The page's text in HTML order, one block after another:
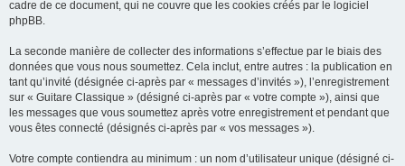
cadre de ce document, qui ne couvre que les cookies créés par le logiciel
phpBB.
La seconde manière de collecter des informations s’effectue par le biais des
données que vous nous soumettez. Cela inclut, entre autres : la publication en
tant qu’invité (désignée ci-après par « messages d’invités »), l’enregistrement
sur « Guitare Classique » (désigné ci-après par « votre compte »), ainsi que
les messages que vous soumettez après votre enregistrement et pendant que
vous êtes connecté (désignés ci-après par « vos messages »).
Votre compte contiendra au minimum : un nom d’utilisateur unique (désigné ci-